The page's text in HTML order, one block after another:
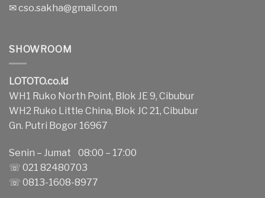
✉cso.sakha@gmail.com
SHOWROOM
LOTOTO.co.id
WH1 Ruko North Point, Blok JE 9, Cibubur
WH2 Ruko Little China, Blok JC 21, Cibubur
Gn. Putri Bogor 16967
Senin – Jumat 08:00 – 17:00
☏ 021 82480703
☏ 0813-1608-8977